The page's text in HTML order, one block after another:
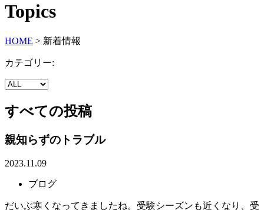
Topics
HOME > 新着情報
カテゴリー:
すべての投稿
親知らずのトラブル
2023.11.09
ブログ
だいぶ寒くなってきましたね。受験シーズンも近くなり、受